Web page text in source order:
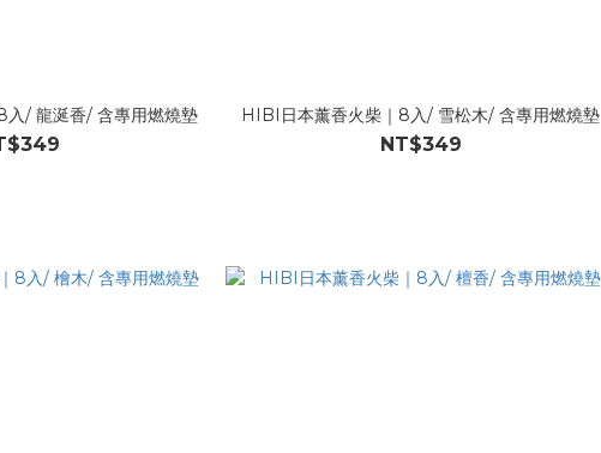
/ 龍涎香/ 含專用燃燒墊 HIBI日本薰香火柴｜8入/ 雪松木/ 含專用燃燒墊
NT$349